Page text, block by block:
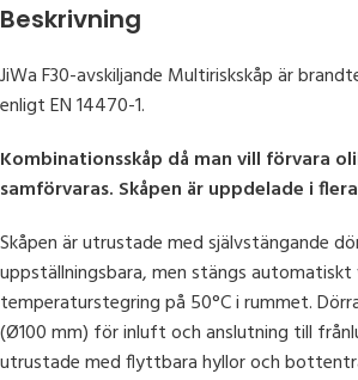
Beskrivning
JiWa F30-avskiljande Multiriskskåp är
enligt EN 14470-1.
Kombinationsskåp då man vill förvara
samförvaras. Skåpen är uppdelade i
Skåpen är utrustade med självstängande
uppställningsbara, men stängs automatiskt
temperaturstegring på 50°C i rummet.
(Ø100 mm) för inluft och anslutning till
utrustade med flyttbara hyllor och